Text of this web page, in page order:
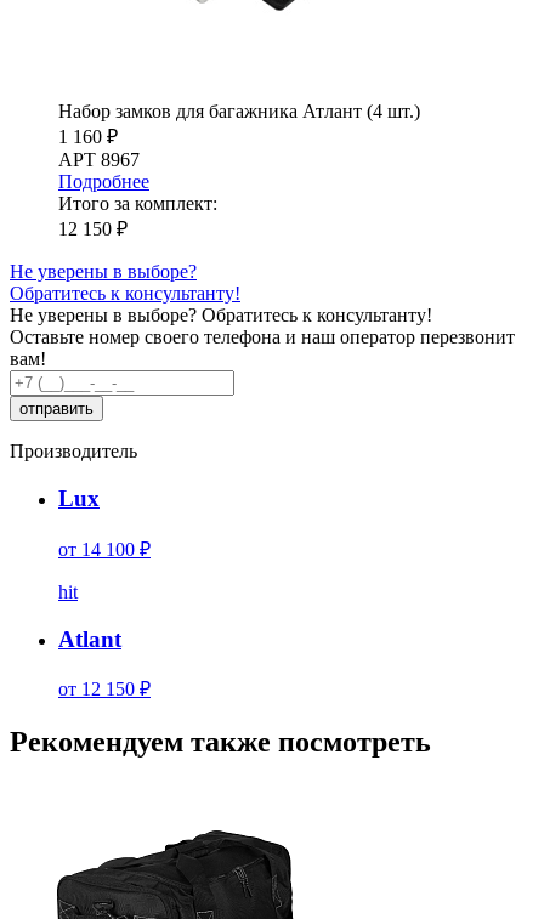
Набор замков для багажника Атлант (4 шт.)
1 160 ₽
АРТ 8967
Подробнее
Итого за комплект:
12 150 ₽
Не уверены в выборе?
Обратитесь к консультанту!
Не уверены в выборе? Обратитесь к консультанту!
Оставьте номер своего телефона и наш оператор перезвонит
вам!
Производитель
Lux
от 14 100 ₽
hit
Atlant
от 12 150 ₽
Рекомендуем также посмотреть